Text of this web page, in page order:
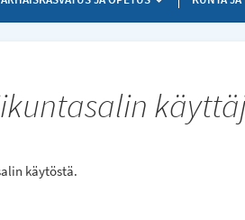
käytöstä.